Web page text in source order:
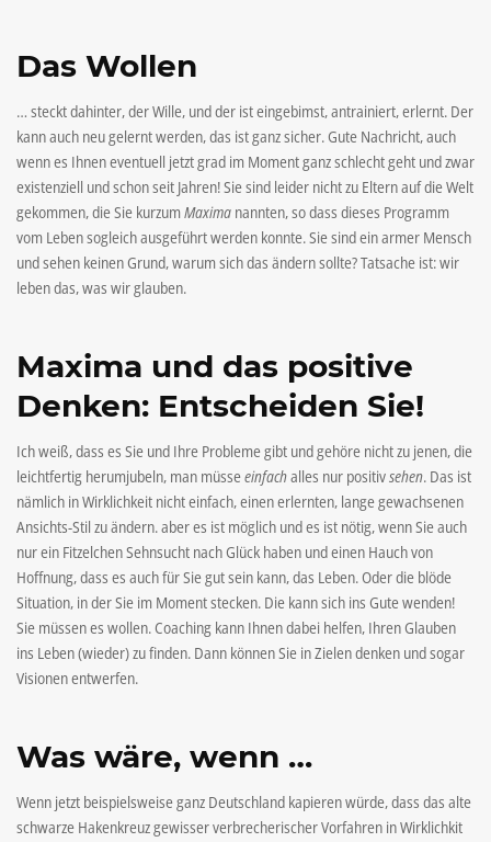
Das Wollen
… steckt dahinter, der Wille, und der ist eingebimst, antrainiert, erlernt. Der
kann auch neu gelernt werden, das ist ganz sicher. Gute Nachricht, auch
wenn es Ihnen eventuell jetzt grad im Moment ganz schlecht geht und zwar
existenziell und schon seit Jahren! Sie sind leider nicht zu Eltern auf die Welt
gekommen, die Sie kurzumMaxima nannten, so dass dieses Programm
vom Leben sogleich ausgeführt werden konnte. Sie sind ein armer Mensch
und sehen keinen Grund, warum sich das ändern sollte? Tatsache ist: wir
leben das, was wir glauben.
Maxima und das positive
Denken: Entscheiden Sie!
Ich weiß, dass es Sie und Ihre Probleme gibt und gehöre nicht zu jenen, die
leichtfertig herumjubeln, man müsseeinfachalles nur positivsehen. Das ist
nämlich in Wirklichkeit nicht einfach, einen erlernten, lange gewachsenen
Ansichts-Stil zu ändern. aber es ist möglich und es ist nötig, wenn Sie auch
nur ein Fitzelchen Sehnsucht nach Glück haben und einen Hauch von
Hoffnung, dass es auch für Sie gut sein kann, das Leben. Oder die blöde
Situation, in der Sie im Moment stecken. Die kann sich ins Gute wenden!
Sie müssen es wollen. Coaching kann Ihnen dabei helfen, Ihren Glauben
ins Leben (wieder) zu finden. Dann können Sie in Zielen denken und sogar
Visionen entwerfen.
Was wäre, wenn …
Wenn jetzt beispielsweise ganz Deutschland kapieren würde, dass das alte
schwarze Hakenkreuz gewisser verbrecherischer Vorfahren in Wirklichkit